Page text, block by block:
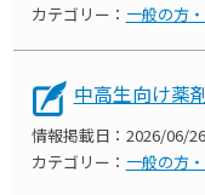
カテゴリー： 一般の方
中高生向け薬
情報掲載日： 2026/06/26
カテゴリー： 一般の方